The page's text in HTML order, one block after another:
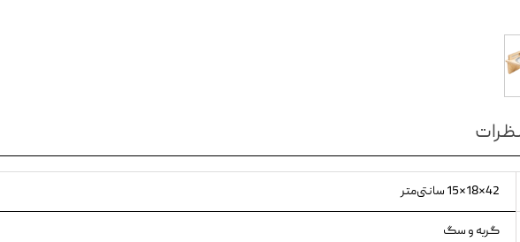
42*18*15 سانتی‌متر
گربه و سگ